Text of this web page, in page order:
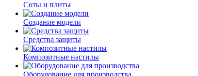
Соты и плиты
Создание модели
Средства защиты
Композитные настилы
Оборудование для производства